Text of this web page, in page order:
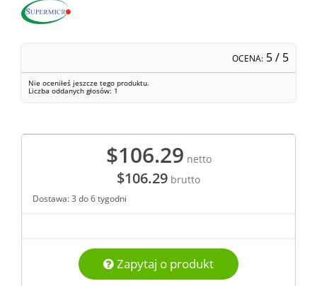
OCENA: 5/ 5
Nie oceniłeś jeszcze tego produktu.
Liczba oddanych głosów: 1
$106.29 netto
$106.29 brutto
Dostawa: 3 do 6 tygodni
Zapytaj o produkt